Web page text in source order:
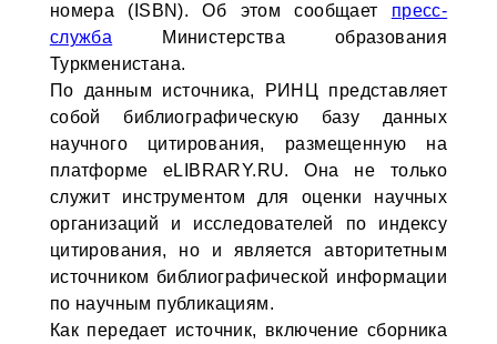
номера (ISBN). Об этом сообщает пресс-
служба Министерства образования
Туркменистана.
По данным источника, РИНЦ представляет
собой библиографическую базу данных
научного цитирования, размещенную на
платформе eLIBRARY.RU. Она не только
служит инструментом для оценки научных
организаций и исследователей по индексу
цитирования, но и является авторитетным
источником библиографической информации
по научным публикациям.
Как передает источник, включение сборника